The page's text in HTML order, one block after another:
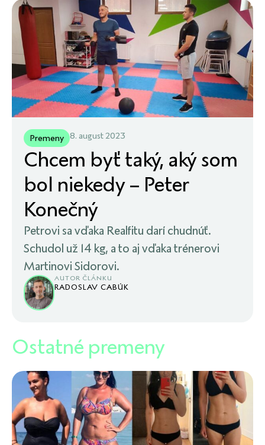
Premeny 8. august 2023
Chcem byť taký, aký som
bol niekedy – Peter
Konečný
Petrovi sa vďaka Realfitu darí chudnúť.
Schudol už 14 kg, a to aj vďaka trénerovi
Martinovi Sidorovi.
AUTOR ČLÁNKU
RADOSLAV CABÚK
Ostatné premeny